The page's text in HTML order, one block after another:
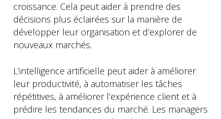
croissance. Cela peut aider à prendre des
décisions plus éclairées sur la manière de
développer leur organisation et d’explorer de
nouveaux marchés.
L’intelligence artificielle peut aider à améliorer
leur productivité, à automatiser les tâches
répétitives, à améliorer l’expérience client et à
prédire les tendances du marché. Les managers